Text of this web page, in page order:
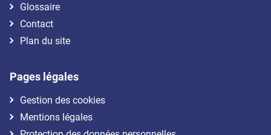
Glossaire
Contact
Plan du site
Pages légales
Gestion des cookies
Mentions légales